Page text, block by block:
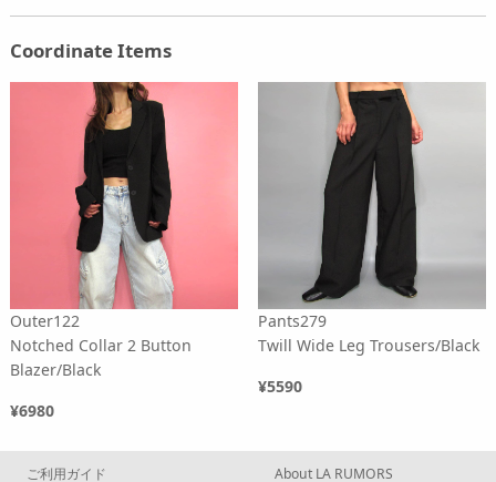
Coordinate Items
Outer122
Notched Collar 2 Button
Blazer/Black
¥6980
Pants279
Twill Wide Leg Trousers/Black
¥5590
ご利用ガイド About LA RUMORS